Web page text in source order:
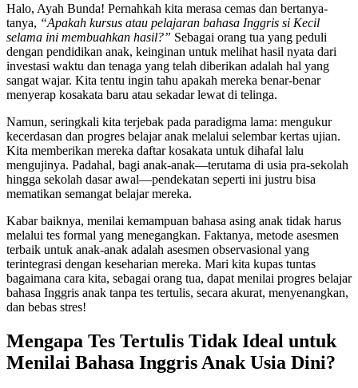
Halo, Ayah Bunda! Pernahkah kita merasa cemas dan bertanya-
tanya, “Apakah kursus atau pelajaran bahasa Inggris si Kecil
selama ini membuahkan hasil?” Sebagai orang tua yang peduli
dengan pendidikan anak, keinginan untuk melihat hasil nyata dari
investasi waktu dan tenaga yang telah diberikan adalah hal yang
sangat wajar. Kita tentu ingin tahu apakah mereka benar-benar
menyerap kosakata baru atau sekadar lewat di telinga.
Namun, seringkali kita terjebak pada paradigma lama: mengukur
kecerdasan dan progres belajar anak melalui selembar kertas ujian.
Kita memberikan mereka daftar kosakata untuk dihafal lalu
mengujinya. Padahal, bagi anak-anak—terutama di usia pra-sekolah
hingga sekolah dasar awal—pendekatan seperti ini justru bisa
mematikan semangat belajar mereka.
Kabar baiknya, menilai kemampuan bahasa asing anak tidak harus
melalui tes formal yang menegangkan. Faktanya, metode asesmen
terbaik untuk anak-anak adalah asesmen observasional yang
terintegrasi dengan keseharian mereka. Mari kita kupas tuntas
bagaimana cara kita, sebagai orang tua, dapat menilai progres belajar
bahasa Inggris anak tanpa tes tertulis, secara akurat, menyenangkan,
dan bebas stres!
Mengapa Tes Tertulis Tidak Ideal untuk
Menilai Bahasa Inggris Anak Usia Dini?